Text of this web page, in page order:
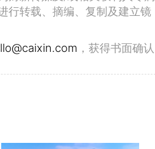
行转载、摘编、复制及建立镜
，获得书面确认